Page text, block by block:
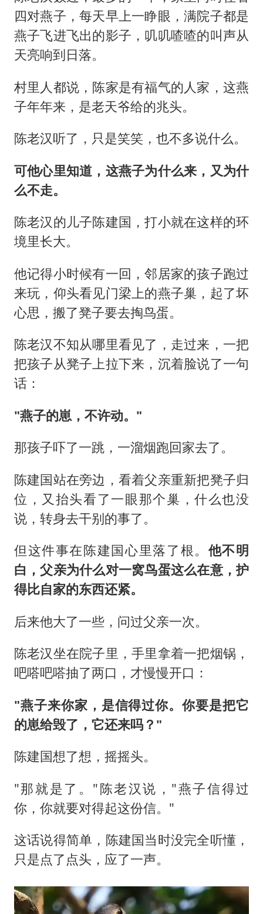
四对燕子，每天早上一睁眼，满院子都是
燕子飞进飞出的影子，叽叽喳喳的叫声从
天亮响到日落。
村里人都说，陈家是有福气的人家，这燕
子年年来，是老天爷给的兆头。
陈老汉听了，只是笑笑，也不多说什么。
可他心里知道，这燕子为什么来，又为什
么不走。
陈老汉的儿子陈建国，打小就在这样的环
境里长大。
他记得小时候有一回，邻居家的孩子跑过
来玩，仰头看见门梁上的燕子巢，起了坏
心思，搬了凳子要去掏鸟蛋。
陈老汉不知从哪里看见了，走过来，一把
把孩子从凳子上拉下来，沉着脸说了一句
话：
"燕子的崽，不许动。"
那孩子吓了一跳，一溜烟跑回家去了。
陈建国站在旁边，看着父亲重新把凳子归
位，又抬头看了一眼那个巢，什么也没
说，转身去干别的事了。
但这件事在陈建国心里落了根。 他不明
白，父亲为什么对一窝鸟蛋这么在意，护
得比自家的东西还紧。
后来他大了一些，问过父亲一次。
陈老汉坐在院子里，手里拿着一把烟锅，
吧嗒吧嗒抽了两口，才慢慢开口：
"燕子来你家，是信得过你。你要是把它
的崽给毁了，它还来吗？"
陈建国想了想，摇摇头。
"那就是了。"陈老汉说，"燕子信得过
你，你就要对得起这份信。"
这话说得简单，陈建国当时没完全听懂，
只是点了点头，应了一声。